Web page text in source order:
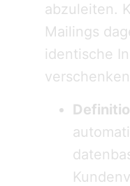
abzuleiten.
Mailings
identische